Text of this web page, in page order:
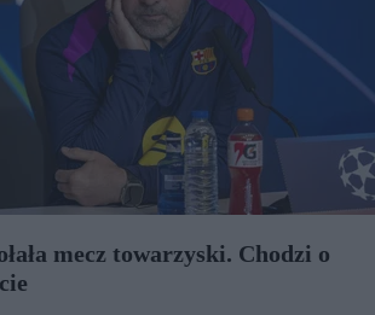
mecz towarzyski. Chodzi o